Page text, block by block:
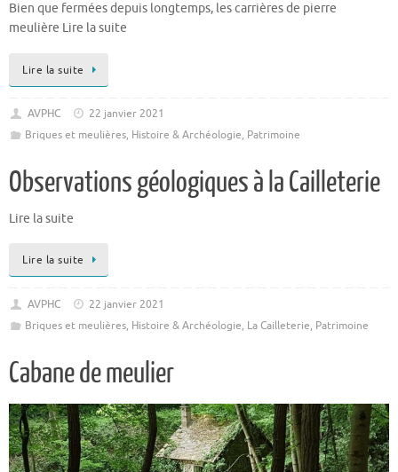
Bien que fermées depuis longtemps, les carrières de pierre
meulière Lire la suite
Lire la suite
AVPHC
22 janvier 2021
Briques et meulières, Histoire & Archéologie, Patrimoine
Observations géologiques à la Cailleterie
Lire la suite
Lire la suite
AVPHC
22 janvier 2021
Briques et meulières, Histoire & Archéologie, La Cailleterie, Patrimoine
Cabane de meulier